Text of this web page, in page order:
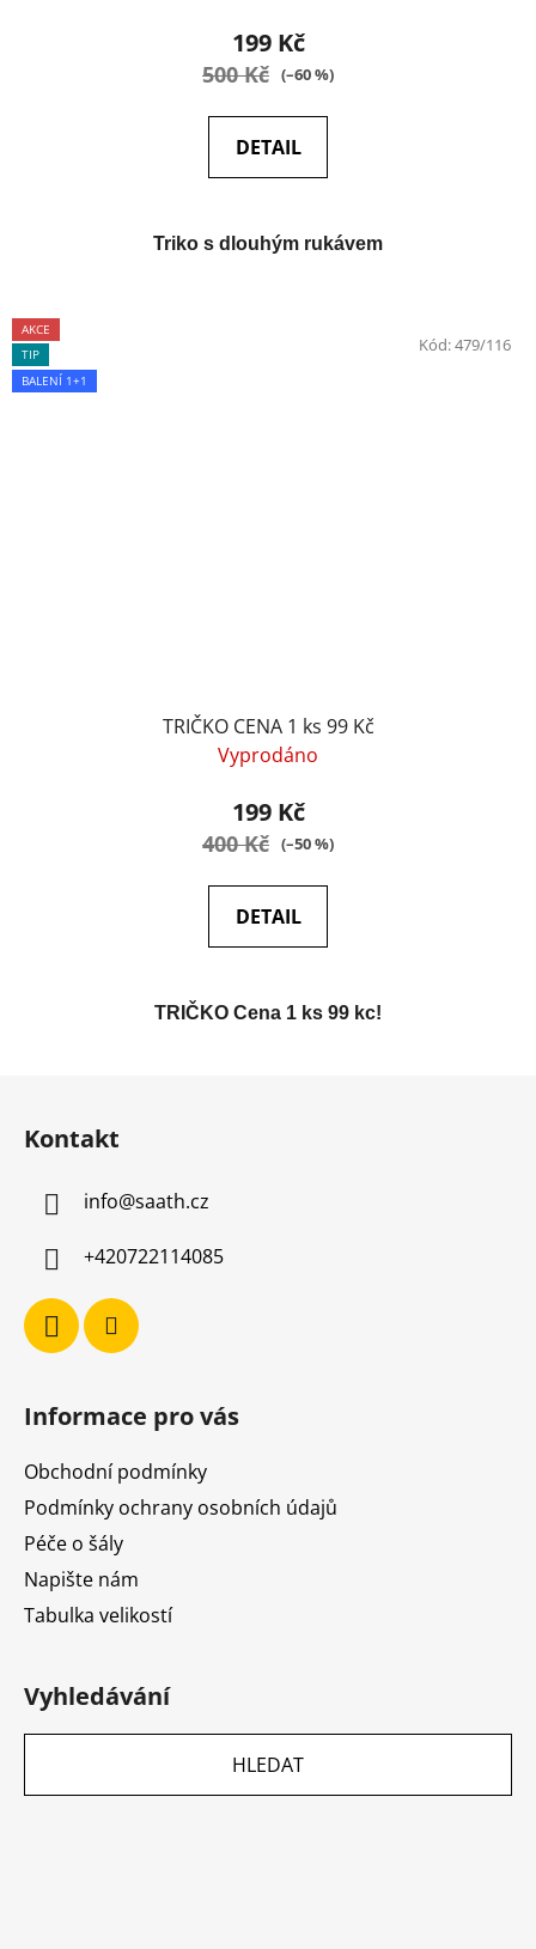
199 Kč
500 Kč (–60 %)
DETAIL
Triko s dlouhým rukávem
AKCE
TIP
BALENÍ 1+1
TRIČKO CENA 1 ks 99 Kč
Vyprodáno
199 Kč
400 Kč (–50 %)
DETAIL
TRIČKO Cena 1 ks 99 kc!
Kód:479/116
Kontakt
info@saath.cz
+420722114085
Informace pro vás
Obchodní podmínky
Podmínky ochrany osobních údajů
Péče o šály
Napište nám
Tabulka velikostí
Vyhledávání
HLEDAT